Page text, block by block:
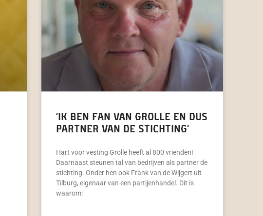
‘Ik ben fan van Grolle en dus
partner van de stichting’
Hart voor vesting Grolle heeft al 800 vrienden!
Daarnaast steunen tal van bedrijven als partner de
stichting. Onder hen ook Frank van de Wijgert uit
Tilburg, eigenaar van een partijenhandel. Dit is
waarom: